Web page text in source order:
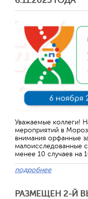
Уважаемые коллеги!
мероприятий в
внимания орфанные
малоисследованные
менее 10 случаев на
подробнее
РАЗМЕЩЕН 2-Й